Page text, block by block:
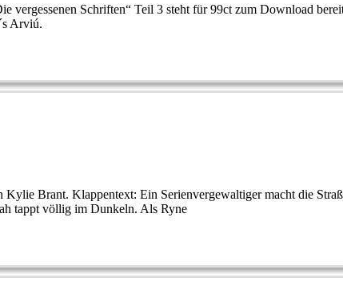
vergessenen Schriften“ Teil 3 steht für 99ct zum Download
Arviú.
Brant. Klappentext: Ein Serienvergewaltiger macht die
tappt völlig im Dunkeln. Als Ryne